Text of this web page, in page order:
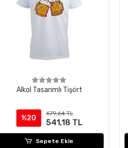
Alkol Tasarımlı Tişört
%20
679,64 TL
541,18 TL
Sepete Ekle